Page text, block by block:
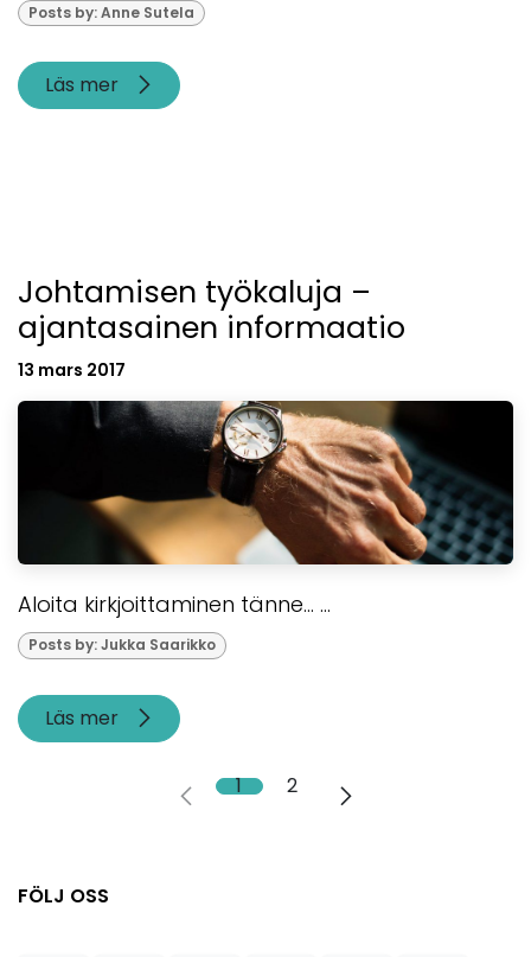
Posts by: Anne Sutela
Läs mer
Johtamisen työkaluja –
ajantasainen informaatio
13 mars 2017
Aloita kirkjoittaminen tänne... ...
Posts by: Jukka Saarikko
Läs mer
1 2
FÖLJ OSS